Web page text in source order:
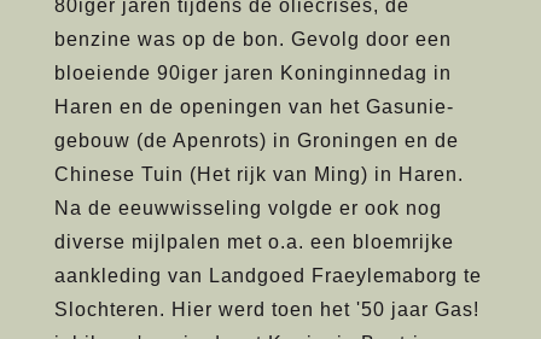
80iger jaren tijdens de oliecrises, de
benzine was op de bon. Gevolg door een
bloeiende 90iger jaren Koninginnedag in
Haren en de openingen van het Gasunie-
gebouw (de Apenrots) in Groningen en de
Chinese Tuin (Het rijk van Ming) in Haren.
Na de eeuwwisseling volgde er ook nog
diverse mijlpalen met o.a. een bloemrijke
aankleding van Landgoed Fraeylemaborg te
Slochteren. Hier werd toen het '50 jaar Gas!